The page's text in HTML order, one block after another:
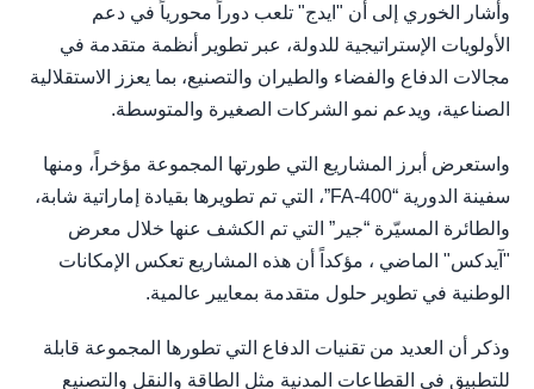
وأشار الخوري إلى أن "ايدج" تلعب دوراً محورياً في دعم
الأولويات الإستراتيجية للدولة، عبر تطوير أنظمة متقدمة في
مجالات الدفاع والفضاء والطيران والتصنيع، بما يعزز الاستقلالية
الصناعية، ويدعم نمو الشركات الصغيرة والمتوسطة.
واستعرض أبرز المشاريع التي طورتها المجموعة مؤخراً، ومنها
سفينة الدورية “FA-400”، التي تم تطويرها بقيادة إماراتية شابة،
والطائرة المسيّرة “جير” التي تم الكشف عنها خلال معرض
"آيدكس" الماضي ، مؤكداً أن هذه المشاريع تعكس الإمكانات
الوطنية في تطوير حلول متقدمة بمعايير عالمية.
وذكر أن العديد من تقنيات الدفاع التي تطورها المجموعة قابلة
للتطبيق في القطاعات المدنية مثل الطاقة والنقل والتصنيع